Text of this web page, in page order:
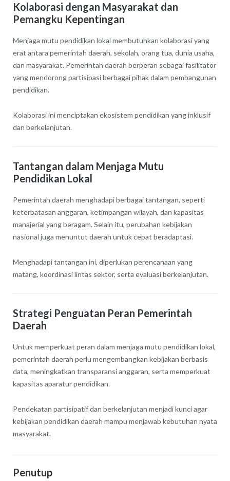
Kolaborasi dengan Masyarakat dan
Pemangku Kepentingan
Menjaga mutu pendidikan lokal membutuhkan kolaborasi yang
erat antara pemerintah daerah, sekolah, orang tua, dunia usaha,
dan masyarakat. Pemerintah daerah berperan sebagai fasilitator
yang mendorong partisipasi berbagai pihak dalam pembangunan
pendidikan.
Kolaborasi ini menciptakan ekosistem pendidikan yang inklusif
dan berkelanjutan.
Tantangan dalam Menjaga Mutu
Pendidikan Lokal
Pemerintah daerah menghadapi berbagai tantangan, seperti
keterbatasan anggaran, ketimpangan wilayah, dan kapasitas
manajerial yang beragam. Selain itu, perubahan kebijakan
nasional juga menuntut daerah untuk cepat beradaptasi.
Menghadapi tantangan ini, diperlukan perencanaan yang
matang, koordinasi lintas sektor, serta evaluasi berkelanjutan.
Strategi Penguatan Peran Pemerintah
Daerah
Untuk memperkuat peran dalam menjaga mutu pendidikan lokal,
pemerintah daerah perlu mengembangkan kebijakan berbasis
data, meningkatkan transparansi anggaran, serta memperkuat
kapasitas aparatur pendidikan.
Pendekatan partisipatif dan berkelanjutan menjadi kunci agar
kebijakan pendidikan daerah mampu menjawab kebutuhan nyata
masyarakat.
Penutup